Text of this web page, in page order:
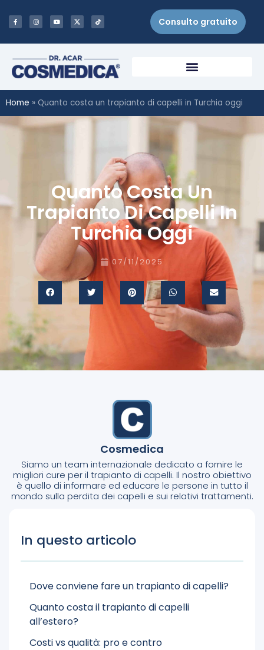
Consulto gratuito
Home » Quanto costa un trapianto di capelli in Turchia oggi
Quanto Costa Un
Trapianto Di Capelli In
Turchia Oggi
07/11/2025
Cosmedica
Siamo un team internazionale dedicato a fornire le
migliori cure per il trapianto di capelli. Il nostro obiettivo
è quello di informare ed educare le persone in tutto il
mondo sulla perdita dei capelli e sui relativi trattamenti.
In questo articolo
Dove conviene fare un trapianto di capelli?
Quanto costa il trapianto di capelli
all’estero?
Costi vs qualità: pro e contro